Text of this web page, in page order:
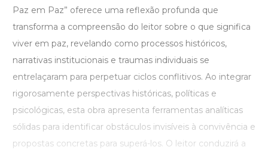
Paz em Paz” oferece uma reflexão profunda que
transforma a compreensão do leitor sobre o que significa
viver em paz, revelando como processos históricos,
narrativas institucionais e traumas individuais se
entrelaçaram para perpetuar ciclos conflitivos. Ao integrar
rigorosamente perspectivas históricas, políticas e
psicológicas, esta obra apresenta ferramentas analíticas
sólidas para identificar obstáculos invisíveis à convivência e
propostas concretas para superá-los. O leitor conduzirá a